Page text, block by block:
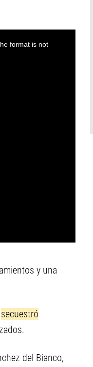
y una
secuestró
del Bianco,